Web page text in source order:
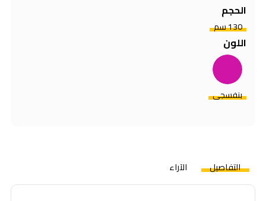
الحجم
130 سم
اللون
بنفسجي
التفاصيل الآراء